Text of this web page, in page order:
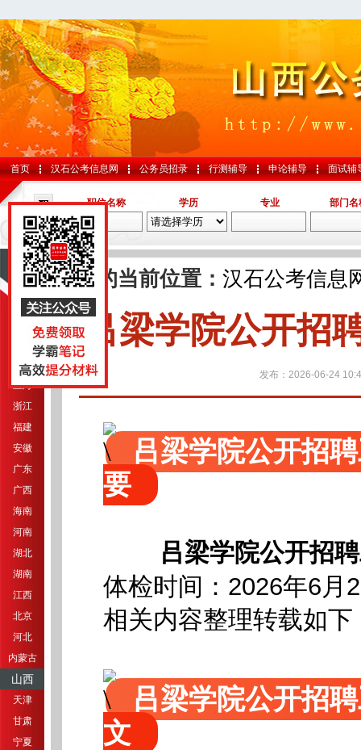
首页 汉石公考信息网 公务员招录 行测辅导 申论辅导 面试辅
职位名称 学历 专业 部门名
导航
江苏
上海
浙江
福建
安徽
广东
广西
海南
河南
湖北
湖南
江西
北京
河北
内蒙古
山西
天津
甘肃
宁夏
您的当前位置： 汉石公考信息
吕梁学院公开招
发布：2026-06-24
吕梁学院公开招
要
吕梁学院公开招
体检时间：2026年6月
相关内容整理转载如
吕梁学院公开招
文